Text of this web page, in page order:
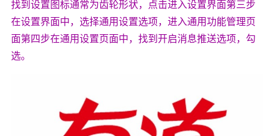
找到设置图标通常为齿轮形状，点击进入设置界面第三步
在设置界面中，选择通用设置选项，进入通用功能管理页
面第四步在通用设置页面中，找到开启消息推送选项，勾
选。